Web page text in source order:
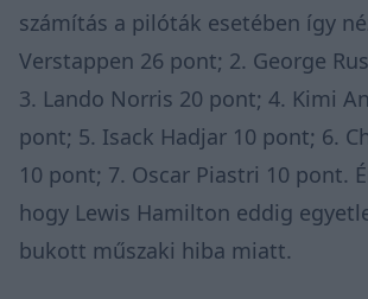
számítás a pilóták esetében így
Verstappen 26 pont; 2. George
3. Lando Norris 20 pont; 4. Kimi
pont; 5. Isack Hadjar 10 pont; 6.
10 pont; 7. Oscar Piastri 10 pont.
hogy Lewis Hamilton eddig
bukott műszaki hiba miatt.